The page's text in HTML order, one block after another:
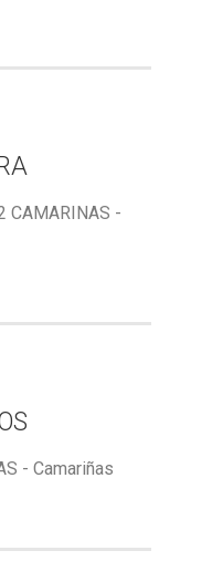
CAMARINAS -
- Camariñas